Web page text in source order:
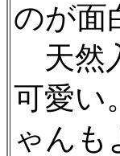
のが面
天然
可愛い
ゃんも